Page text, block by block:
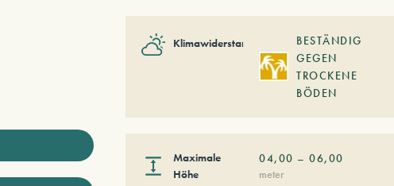
Klimawiderstand
BESTÄNDIG
GEGEN
TROCKENE
BÖDEN
Maximale
Höhe
04,00 –06,00
meter